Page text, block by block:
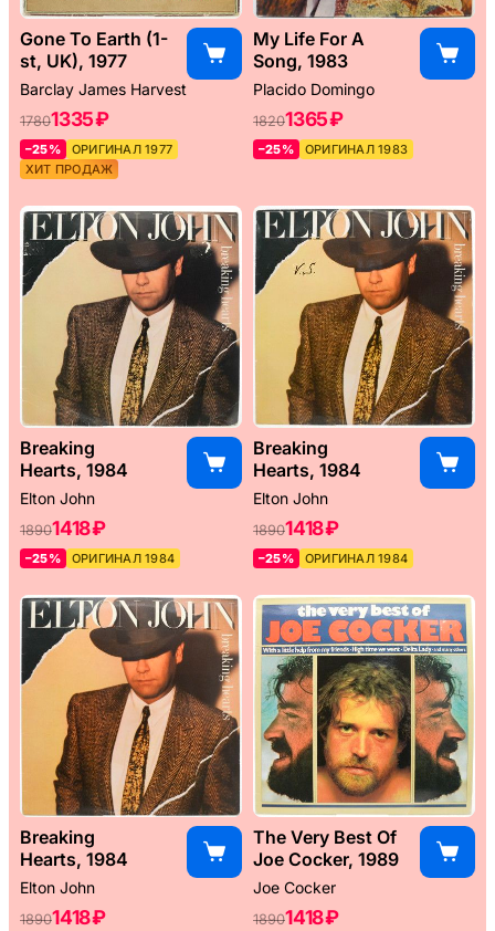
Gone To Earth (1-
st, UK), 1977
Barclay James Harvest
17801335 ₽
–25%
ОРИГИНАЛ 1977
ХИТ ПРОДАЖ
My Life For A
Song, 1983
Placido Domingo
18201365 ₽
–25% ОРИГИНАЛ 1983
Breaking
Hearts, 1984
Elton John
18901418 ₽
–25% ОРИГИНАЛ 1984
Breaking
Hearts, 1984
Elton John
18901418 ₽
–25% ОРИГИНАЛ 1984
Breaking
Hearts, 1984
Elton John
18901418 ₽
The Very Best Of
Joe Cocker, 1989
Joe Cocker
18901418 ₽